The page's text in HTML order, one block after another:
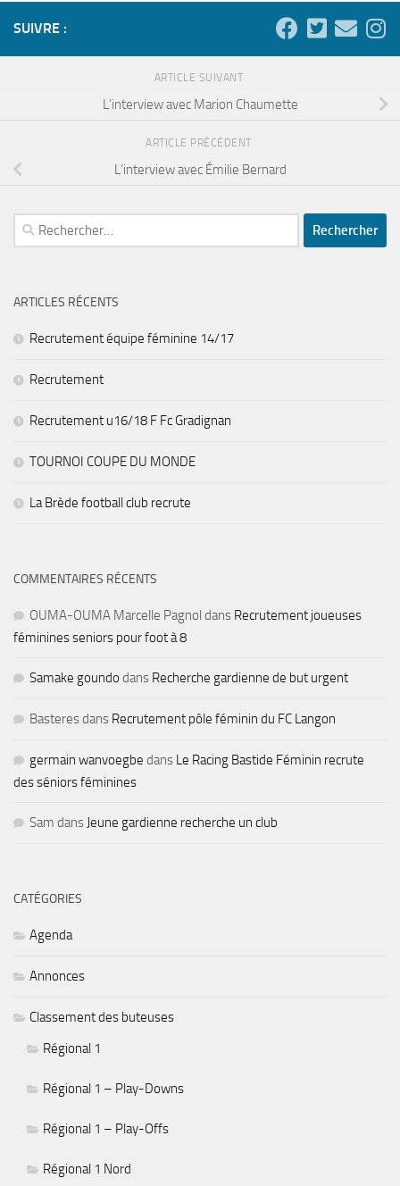
SUIVRE :
ARTICLE SUIVANT
L’interview avec Marion Chaumette
ARTICLE PRÉCÉDENT
L’interview avec Émilie Bernard
Rechercher :
ARTICLES RÉCENTS
Recrutement équipe féminine 14/17
Recrutement
Recrutement u16/18 F Fc Gradignan
TOURNOI COUPE DU MONDE
La Brède football club recrute
COMMENTAIRES RÉCENTS
OUMA-OUMA Marcelle Pagnol dans Recrutement joueuses
féminines seniors pour foot à 8
Samake goundo dans Recherche gardienne de but urgent
Basteresdans Recrutement pôle féminin du FC Langon
germain wanvoegbe dans Le Racing Bastide Féminin recrute
des séniors féminines
Sam dans Jeune gardienne recherche un club
CATÉGORIES
Agenda
Annonces
Classement des buteuses
Régional 1
Régional 1 – Play-Downs
Régional 1 – Play-Offs
Régional 1 Nord